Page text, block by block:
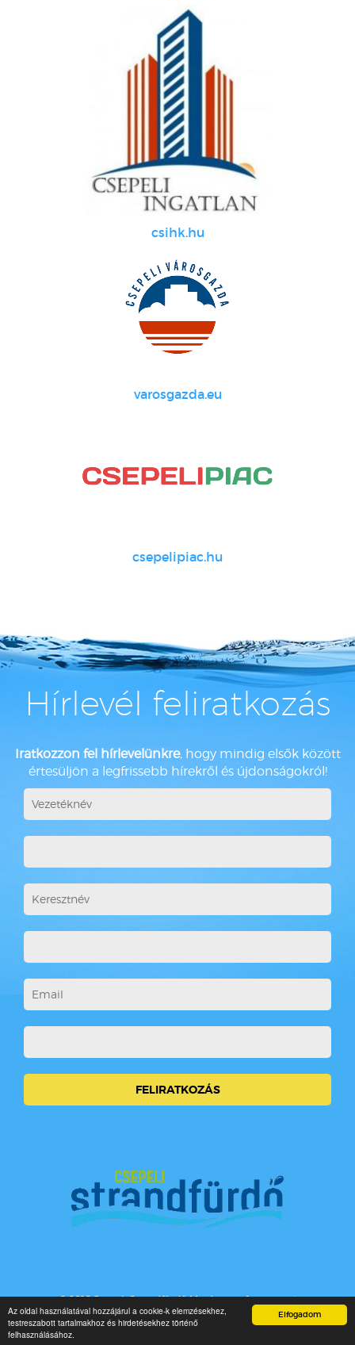
Elfogadom
Az oldal használatával hozzájárul a cookie-k elemzésekhez,
testreszabott tartalmakhoz és hirdetésekhez történő
felhasználásához.
csihk.hu
varosgazda.eu
csepelipiac.hu
Hírlevél feliratkozás
Iratkozzon fel hírlevelünkre, hogy mindig elsők között
értesüljön a legfrissebb hírekről és újdonságokról!
© 2016 Csepeli Strandfürdő Minden jog fenntartva!